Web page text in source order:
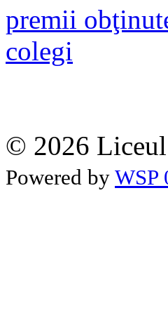
premii
colegi
© 2026
Powered by WSP